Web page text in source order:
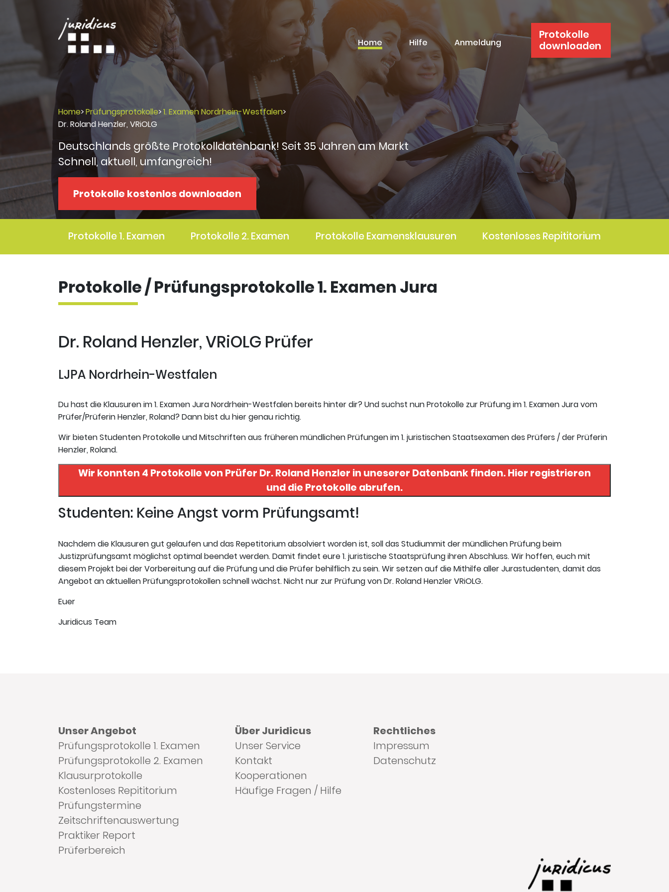
Home Hilfe Anmeldung
Protokolle
downloaden
Home>Prüfungsprotokolle>1. Examen Nordrhein-Westfalen>
Dr. Roland Henzler, VRiOLG
Deutschlands größte Protokolldatenbank! Seit 35 Jahren am Markt
Schnell, aktuell, umfangreich!
Protokolle kostenlos downloaden
Protokolle 1. Examen Protokolle 2. Examen Protokolle Examensklausuren Kostenloses Repititorium
Protokolle / Prüfungsprotokolle 1. Examen Jura
Dr. Roland Henzler, VRiOLG Prüfer
LJPA Nordrhein-Westfalen
Du hast die Klausuren im 1. Examen Jura Nordrhein-Westfalen bereits hinter dir? Und suchst nun Protokolle zur Prüfung im 1. Examen Jura vom
Prüfer/Prüferin Henzler, Roland? Dann bist du hier genau richtig.
Wir bieten Studenten Protokolle und Mitschriften aus früheren mündlichen Prüfungen im 1. juristischen Staatsexamen des Prüfers / der Prüferin
Henzler, Roland.
Wir konnten 4 Protokolle von Prüfer Dr. Roland Henzler in uneserer Datenbank finden. Hier registrieren
und die Protokolle abrufen.
Studenten: Keine Angst vorm Prüfungsamt!
Nachdem die Klausuren gut gelaufen und das Repetitorium absolviert worden ist, soll das Studiummit der mündlichen Prüfung beim
Justizprüfungsamt möglichst optimal beendet werden. Damit findet eure 1. juristische Staatsprüfung ihren Abschluss. Wir hoffen, euch mit
diesem Projekt bei der Vorbereitung auf die Prüfung und die Prüfer behilflich zu sein. Wir setzen auf die Mithilfe aller Jurastudenten, damit das
Angebot an aktuellen Prüfungsprotokollen schnell wächst. Nicht nur zur Prüfung von Dr. Roland Henzler VRiOLG.
Euer
Juridicus Team
Unser Angebot
Prüfungsprotokolle 1. Examen
Prüfungsprotokolle 2. Examen
Klausurprotokolle
Kostenloses Repititorium
Prüfungstermine
Zeitschriftenauswertung
Praktiker Report
Prüferbereich
Über Juridicus
Unser Service
Kontakt
Kooperationen
Häufige Fragen / Hilfe
Rechtliches
Impressum
Datenschutz